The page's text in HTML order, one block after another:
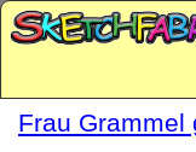
Frau Grammel